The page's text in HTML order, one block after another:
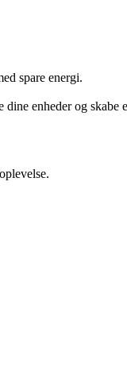
spare energi.
enheder og skabe